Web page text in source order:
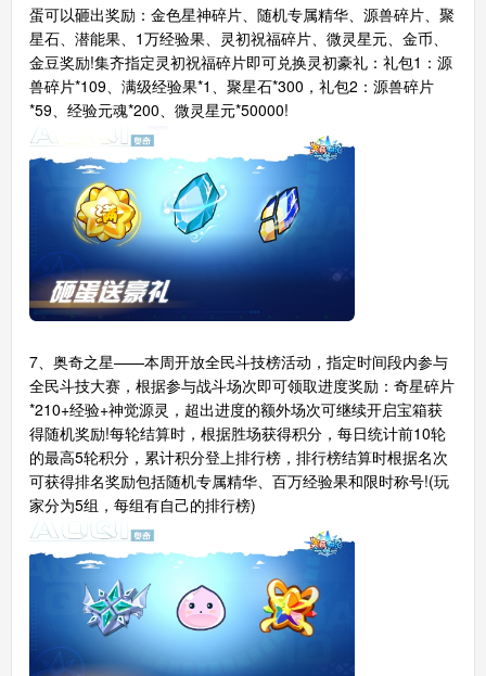
蛋可以砸出奖励：金色星神碎片、随机专属精华、源兽碎片、聚
星石、潜能果、1万经验果、灵初祝福碎片、微灵星元、金币、
金豆奖励!集齐指定灵初祝福碎片即可兑换灵初豪礼：礼包1：源
兽碎片*109、满级经验果*1、聚星石*300，礼包2：源兽碎片
*59、经验元魂*200、微灵星元*50000!
7、奥奇之星——本周开放全民斗技榜活动，指定时间段内参与
全民斗技大赛，根据参与战斗场次即可领取进度奖励：奇星碎片
*210+经验+神觉源灵，超出进度的额外场次可继续开启宝箱获
得随机奖励!每轮结算时，根据胜场获得积分，每日统计前10轮
的最高5轮积分，累计积分登上排行榜，排行榜结算时根据名次
可获得排名奖励包括随机专属精华、百万经验果和限时称号!(玩
家分为5组，每组有自己的排行榜)